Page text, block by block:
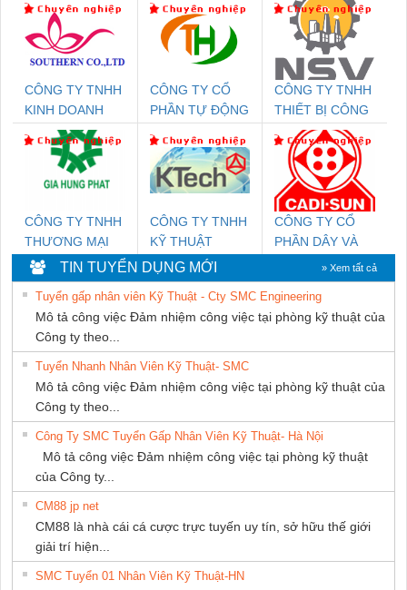
CÔNG TY TNHH
KINH DOANH
DỊCH VỤ XNK
PHƯƠNG NAM
CÔNG TY CỔ
PHẦN TỰ ĐỘNG
CÔNG TY TNHH
THIẾT BỊ CÔNG
NGHIỆP NIHON
SETSUBI VIỆT
NAM
CÔNG TY TNHH
THƯƠNG MẠI
DỊCH VỤ KỸ
THUẬT ĐIỆN CƠ
GIA HƯNG PHÁT
CÔNG TY TNHH
KỸ THUẬT
KTECH VIỆT
NAM
CÔNG TY CỔ
PHẦN DÂY VÀ
CÁP ĐIỆN
THƯỢNG ĐÌNH
TIN TUYỂN DỤNG MỚI » Xem tất cả
Tuyển gấp nhân viên Kỹ Thuật - Cty SMC Engineering
Mô tả công việc Đảm nhiệm công việc tại phòng kỹ thuật của
Công ty theo...
Tuyển Nhanh Nhân Viên Kỹ Thuật- SMC
Mô tả công việc Đảm nhiệm công việc tại phòng kỹ thuật của
Công ty theo...
Công Ty SMC Tuyển Gấp Nhân Viên Kỹ Thuật- Hà Nội
Mô tả công việc Đảm nhiệm công việc tại phòng kỹ thuật
của Công ty...
CM88 jp net
CM88 là nhà cái cá cược trực tuyến uy tín, sở hữu thế giới
giải trí hiện...
SMC Tuyển 01 Nhân Viên Kỹ Thuật-HN